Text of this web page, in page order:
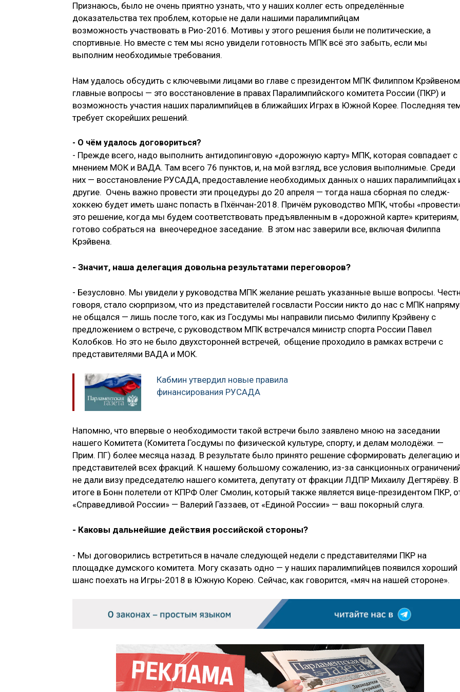
Признаюсь, было не очень приятно узнать, что у наших коллег есть определённые
доказательства тех проблем, которые не дали нашими паралимпийцам
возможность участвовать в Рио-2016. Мотивы у этого решения были не политические, а
спортивные. Но вместе с тем мы ясно увидели готовность МПК всё это забыть, если мы
выполним необходимые требования.
Нам удалось обсудить с ключевыми лицами во главе с президентом МПК Филиппом Крэйвеном
главные вопросы — это восстановление в правах Паралимпийского комитета России (ПКР) и
возможность участия наших паралимпийцев в ближайших Играх в Южной Корее. Последняя
требует скорейших решений.
- О чём удалось договориться?
- Прежде всего, надо выполнить антидопинговую «дорожную карту» МПК, которая совпадает с
мнением МОК и ВАДА. Там всего 76 пунктов, и, на мой взгляд, все условия выполнимые. Среди
них — восстановление РУСАДА, предоставление необходимых данных о наших паралимпийцах
другие. Очень важно провести эти процедуры до 20 апреля — тогда наша сборная по следж-
хоккею будет иметь шанс попасть в Пхёнчан-2018. Причём руководство МПК, чтобы
это решение, когда мы будем соответствовать предъявленным в «дорожной карте» критериям,
готово собраться на внеочередное заседание. В этом нас заверили все, включая Филиппа
Крэйвена.
- Значит, наша делегация довольна результатами переговоров?
- Безусловно. Мы увидели у руководства МПК желание решать указанные выше вопросы.
говоря, стало сюрпризом, что из представителей госвласти России никто до нас с МПК
не общался — лишь после того, как из Госдумы мы направили письмо Филиппу Крэйвену с
предложением о встрече, с руководством МПК встречался министр спорта России Павел
Колобков. Но это не было двухсторонней встречей, общение проходило в рамках встречи с
представителями ВАДА и МОК.
Кабмин утвердил новые правила
финансирования РУСАДА
Напомню, что впервые о необходимости такой встречи было заявлено мною на заcедании
нашего Комитета (Комитета Госдумы по физической культуре, спорту, и делам молодёжи. —
Прим. ПГ) более месяца назад. В результате было принято решение сформировать делегацию
представителей всех фракций. К нашему большому сожалению, из-за санкционных
не дали визу председателю нашего комитета, депутату от фракции ЛДПР Михаилу Дегтярёву. В
итоге в Бонн полетели от КПРФ Олег Смолин, который также является вице-президентом ПКР,
«Справедливой России» — Валерий Газзаев, от «Единой России» — ваш покорный слуга.
- Каковы дальнейшие действия российской стороны?
- Мы договорились встретиться в начале следующей недели с представителями ПКР на
площадке думского комитета. Могу сказать одно — у наших паралимпийцев появился хороший
шанс поехать на Игры-2018 в Южную Корею. Сейчас, как говорится, «мяч на нашей стороне».